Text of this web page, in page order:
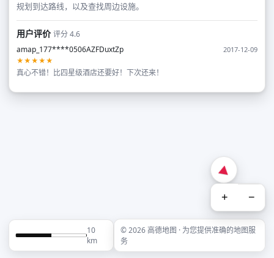
规划到达路线，以及查找周边设施。
用户评价评分 4.6
amap_177****0506AZFDuxtZp
2017-12-09
★★★★★
真心不错！比四星级酒店还要好！下次还来！
+ −
10
km
© 2026 高德地图 · 为您提供准确的地图服
务